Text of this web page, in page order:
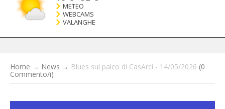
METEO
WEBCAMS
VALANGHE
Home → News → Blues sul palco di CasArci - 14/05/2026 (0
Commento/i)